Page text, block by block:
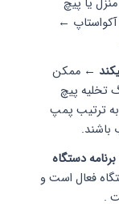
←
← ممکن
تخلیه پیچ
ترتیب پمپ
باشند.
دستگاه
فعال است و
.